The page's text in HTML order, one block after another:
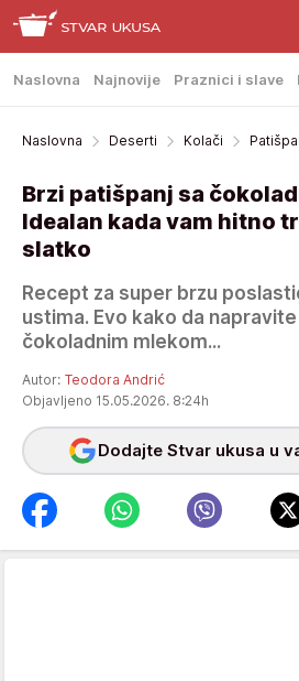
Naslovna Najnovije Praznici i slave
Naslovna Deserti Kolači
Brzi patišpanj sa
Idealan kada vam hitno
slatko
Recept za super brzu
ustima. Evo kako da
čokoladnim mlekom...
Autor: Teodora Andrić
Objavljeno 15.05.2026. 8:24h
Dodajte Stvar ukusa u